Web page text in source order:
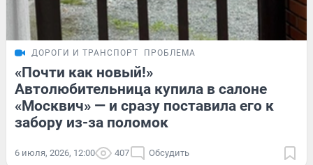
ДОРОГИ И ТРАНСПОРТ ПРОБЛЕМА
«Почти как новый!»
Автолюбительница купила в салоне
«Москвич» — и сразу поставила его к
забору из-за поломок
6 июля, 2026, 12:00 407 Обсудить